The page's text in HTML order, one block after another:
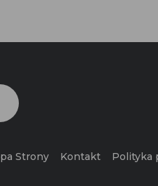
Strony Kontakt Polityka